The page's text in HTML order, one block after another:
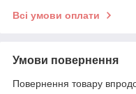
Всі умови оплати
Умови повернення
Повернення товару